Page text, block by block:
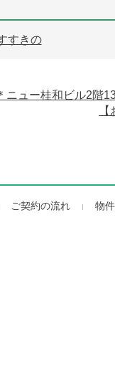
すきの
ュー桂和ビル2階
ご契約の流れ 物